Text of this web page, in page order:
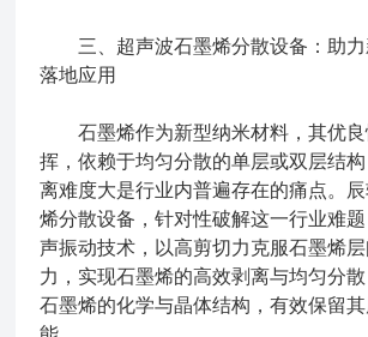
三、超声波石墨烯分散设备：助力
落地应用
石墨烯作为新型纳米材料，其优良
挥，依赖于均匀分散的单层或双层结
离难度大是行业内普遍存在的痛点。
烯分散设备，针对性破解这一行业难
声振动技术，以高剪切力克服石墨烯
力，实现石墨烯的高效剥离与均匀分
石墨烯的化学与晶体结构，有效保留